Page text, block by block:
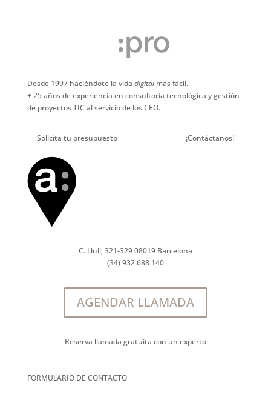
Desde 1997 haciéndote la vida digitalmás fácil.
+ 25 años de experiencia en consultoría tecnológica y gestión
de proyectos TIC al servicio de los CEO.
Solicita tu presupuesto ¡Contáctanos!
C. Llull, 321-329 08019 Barcelona
(34) 932 688 140
AGENDAR LLAMADA
Reserva llamada gratuita con un experto
FORMULARIO DE CONTACTO